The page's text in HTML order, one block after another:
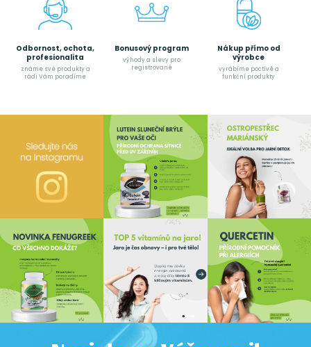
Odbornost, ochota,
profesionalita
známe své produkty a
rádi Vám poradíme
Bonusový program
výhody a slevy pro
registrované
Nákup přímo od
výrobce
vyrábíme poctívé a
funkční produkty